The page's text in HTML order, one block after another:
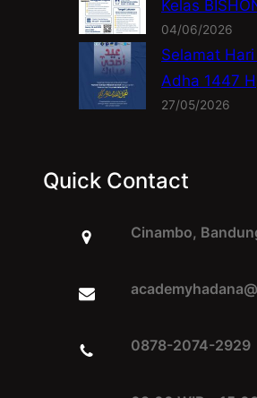
Kelas
04/06/2026
Selamat
Adha 1447 H
27/05/2026
Quick Contact
Cinambo,
0878-2074-2929